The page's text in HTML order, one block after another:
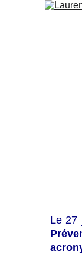
Le 27